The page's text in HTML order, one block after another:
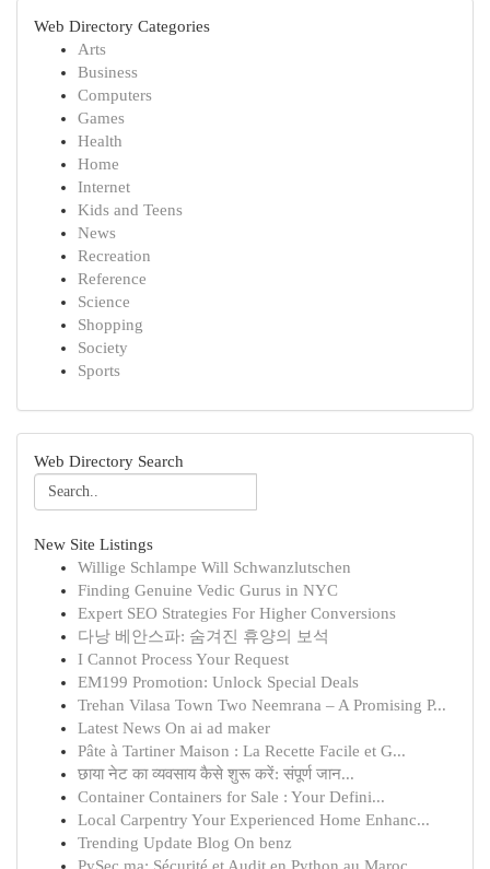
Web Directory Categories
Arts
Business
Computers
Games
Health
Home
Internet
Kids and Teens
News
Recreation
Reference
Science
Shopping
Society
Sports
Web Directory Search
New Site Listings
Willige Schlampe Will Schwanzlutschen
Finding Genuine Vedic Gurus in NYC
Expert SEO Strategies For Higher Conversions
다낭 베안스파: 숨겨진 휴양의 보석
I Cannot Process Your Request
EM199 Promotion: Unlock Special Deals
Trehan Vilasa Town Two Neemrana – A Promising P...
Latest News On ai ad maker
Pâte à Tartiner Maison : La Recette Facile et G...
छाया नेट का व्यवसाय कैसे शुरू करें: संपूर्ण जान...
Container Containers for Sale : Your Defini...
Local Carpentry Your Experienced Home Enhanc...
Trending Update Blog On benz